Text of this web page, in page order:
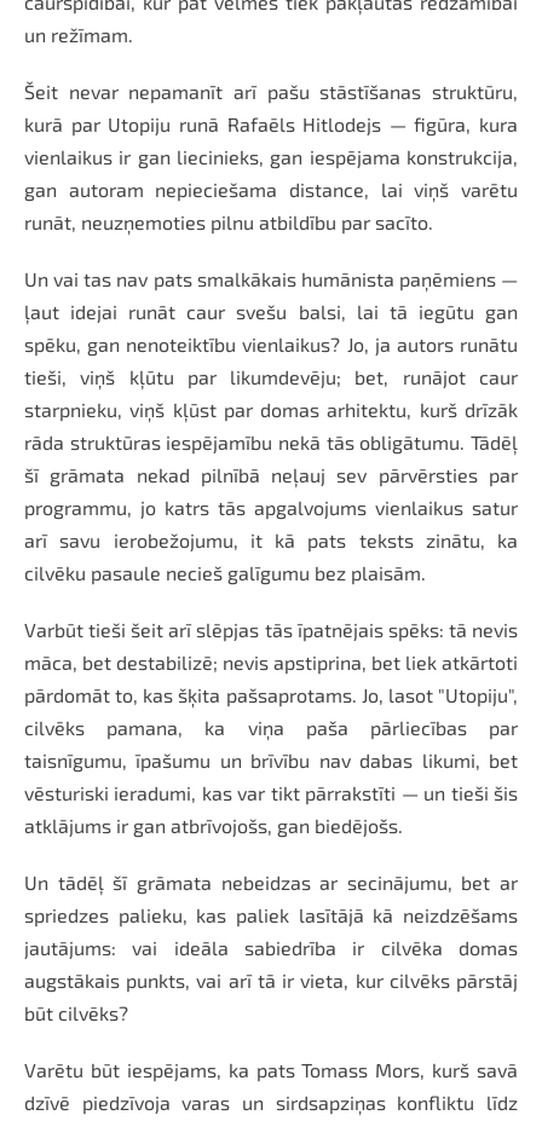
un režīmam.
Šeit nevar nepamanīt arī pašu stāstīšanas struktūru,
kurā par Utopiju runā Rafaēls Hitlodejs — figūra, kura
vienlaikus ir gan liecinieks, gan iespējama konstrukcija,
gan autoram nepieciešama distance, lai viņš varētu
runāt, neuzņemoties pilnu atbildību par sacīto.
Un vai tas nav pats smalkākais humānista paņēmiens —
ļaut idejai runāt caur svešu balsi, lai tā iegūtu gan
spēku, gan nenoteiktību vienlaikus? Jo, ja autors runātu
tieši, viņš kļūtu par likumdevēju; bet, runājot caur
starpnieku, viņš kļūst par domas arhitektu, kurš drīzāk
rāda struktūras iespējamību nekā tās obligātumu. Tādēļ
šī grāmata nekad pilnībā neļauj sev pārvērsties par
programmu, jo katrs tās apgalvojums vienlaikus satur
arī savu ierobežojumu, it kā pats teksts zinātu, ka
cilvēku pasaule necieš galīgumu bez plaisām.
Varbūt tieši šeit arī slēpjas tās īpatnējais spēks: tā nevis
māca, bet destabilizē; nevis apstiprina, bet liek atkārtoti
pārdomāt to, kas šķita pašsaprotams. Jo, lasot "Utopiju",
cilvēks pamana, ka viņa paša pārliecības par
taisnīgumu, īpašumu un brīvību nav dabas likumi, bet
vēsturiski ieradumi, kas var tikt pārrakstīti — un tieši šis
atklājums ir gan atbrīvojošs, gan biedējošs.
Un tādēļ šī grāmata nebeidzas ar secinājumu, bet ar
spriedzes palieku, kas paliek lasītājā kā neizdzēšams
jautājums: vai ideāla sabiedrība ir cilvēka domas
augstākais punkts, vai arī tā ir vieta, kur cilvēks pārstāj
būt cilvēks?
Varētu būt iespējams, ka pats Tomass Mors, kurš savā
dzīvē piedzīvoja varas un sirdsapziņas konfliktu līdz